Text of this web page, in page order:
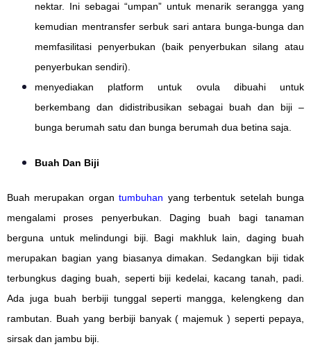
nektar. Ini sebagai “umpan” untuk menarik serangga yang
kemudian mentransfer serbuk sari antara bunga-bunga dan
memfasilitasi penyerbukan (baik penyerbukan silang atau
penyerbukan sendiri).
menyediakan platform untuk ovula dibuahi untuk
berkembang dan didistribusikan sebagai buah dan biji –
bunga berumah satu dan bunga berumah dua betina saja.
Buah Dan Biji
Buah merupakan organtumbuhan yang terbentuk setelah bunga
mengalami proses penyerbukan. Daging buah bagi tanaman
berguna untuk melindungi biji. Bagi makhluk lain, daging buah
merupakan bagian yang biasanya dimakan. Sedangkan biji tidak
terbungkus daging buah, seperti biji kedelai, kacang tanah, padi.
Ada juga buah berbiji tunggal seperti mangga, kelengkeng dan
rambutan. Buah yang berbiji banyak ( majemuk ) seperti pepaya,
sirsak dan jambu biji.